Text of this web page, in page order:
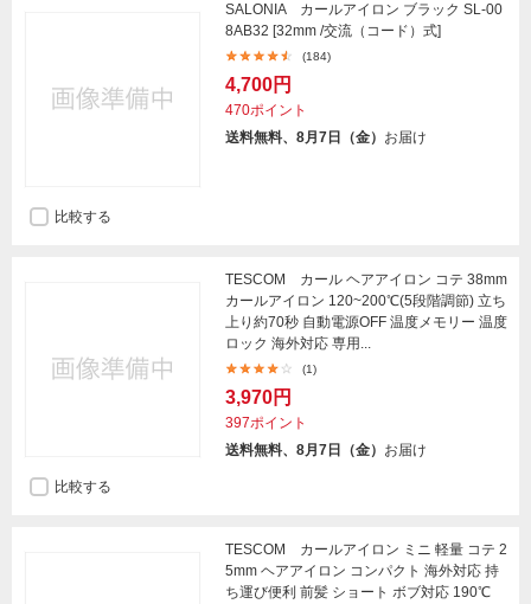
SALONIA カールアイロン ブラック SL-00
8AB32 [32mm /交流（コード）式]
(184)
4,700円
470ポイント
送料無料、8月7日（金） お届け
比較する
TESCOM カール ヘアアイロン コテ 38mm
カールアイロン 120~200℃(5段階調節) 立ち
上り約70秒 自動電源OFF 温度メモリー 温度
ロック 海外対応 専用...
(1)
3,970円
397ポイント
送料無料、8月7日（金） お届け
比較する
TESCOM カールアイロン ミニ 軽量 コテ 2
5mm ヘアアイロン コンパクト 海外対応 持
ち運び便利 前髪 ショート ボブ対応 190℃